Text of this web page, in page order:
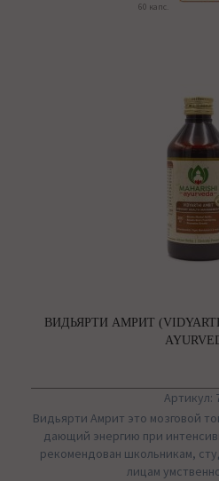
60 капс.
ВИДЬЯРТИ АМРИТ
Артикул:
Видьярти Амрит это мозговой
дающий энергию при
рекомендован школьникам,
лицам